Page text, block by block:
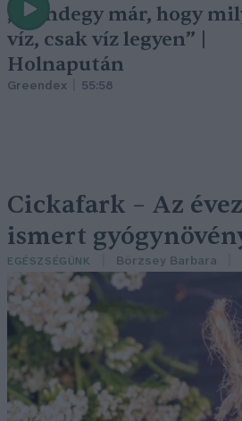
„Mindegy már, hogy
víz, csak víz legyen” |
Holnapután
Greendex 55:58
Cickafark – Az
ismert
EGÉSZSÉGÜNK Börzsey Barbara